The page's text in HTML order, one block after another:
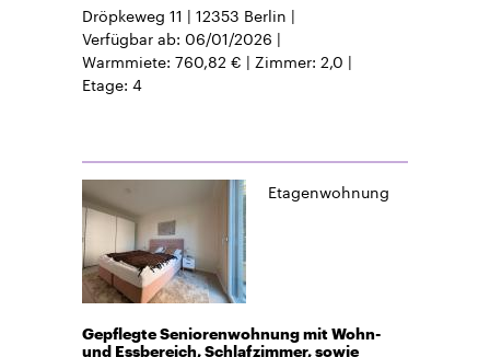
Dröpkeweg 11 12353 Berlin
Verfügbar ab 06/01/2026
Warmmiete 760,82 € Zimmer 2,0
Etage 4
Etagenwohnung
Gepflegte Seniorenwohnung mit Wohn-
und Essbereich, Schlafzimmer, sowie